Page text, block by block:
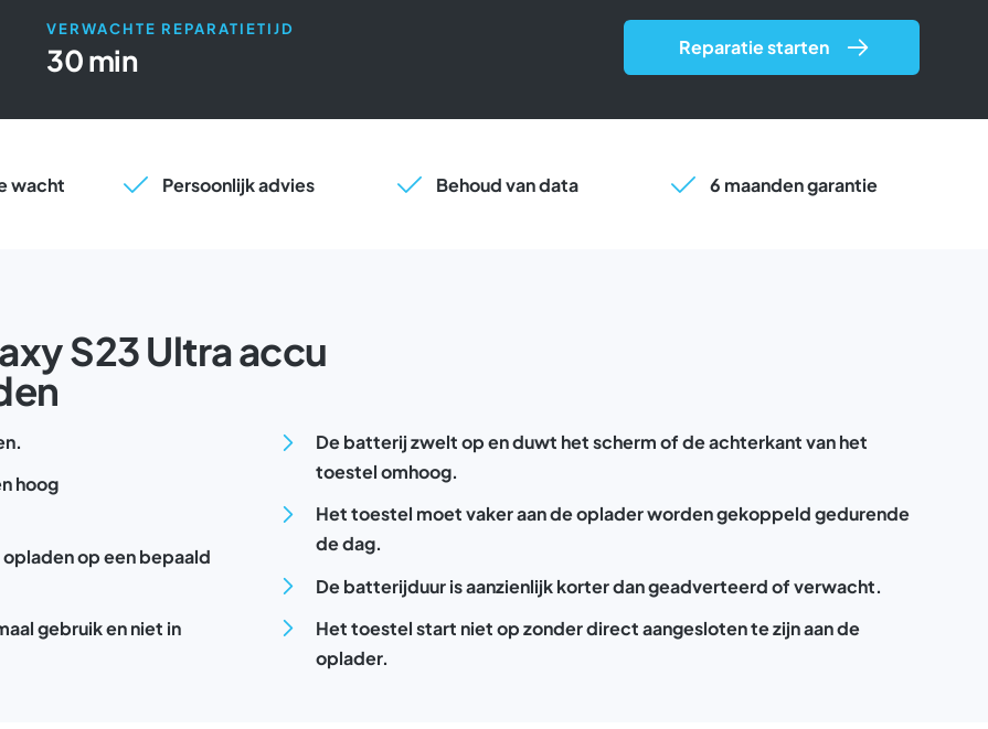
VERWACHTE REPARATIETIJD
30 min Reparatie starten
wacht Persoonlijk advies Behoud van data 6 maanden garantie
S23 Ultra accu
hoog
op een bepaald
gebruik en niet in
De batterij zwelt op en duwt het scherm of de achterkant van het
toestel omhoog.
Het toestel moet vaker aan de oplader worden gekoppeld gedurende
de dag.
De batterijduur is aanzienlijk korter dan geadverteerd of verwacht.
Het toestel start niet op zonder direct aangesloten te zijn aan de
oplader.